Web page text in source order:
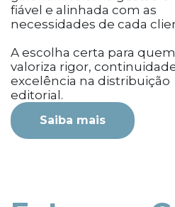
fiável e alinhada com as
necessidades de cada
A escolha certa para quem
valoriza rigor,
excelência na distribuição
editorial.
Saiba mais